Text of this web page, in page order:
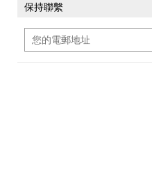
保持聯繫